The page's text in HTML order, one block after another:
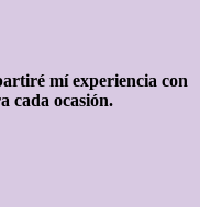
mí experiencia con
cada ocasión.